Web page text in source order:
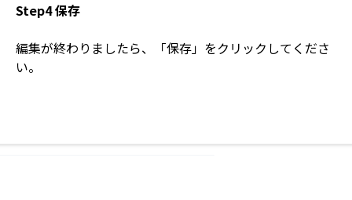
Step4 保存
編集が終わりましたら、「保存」をクリックしてくださ
い。